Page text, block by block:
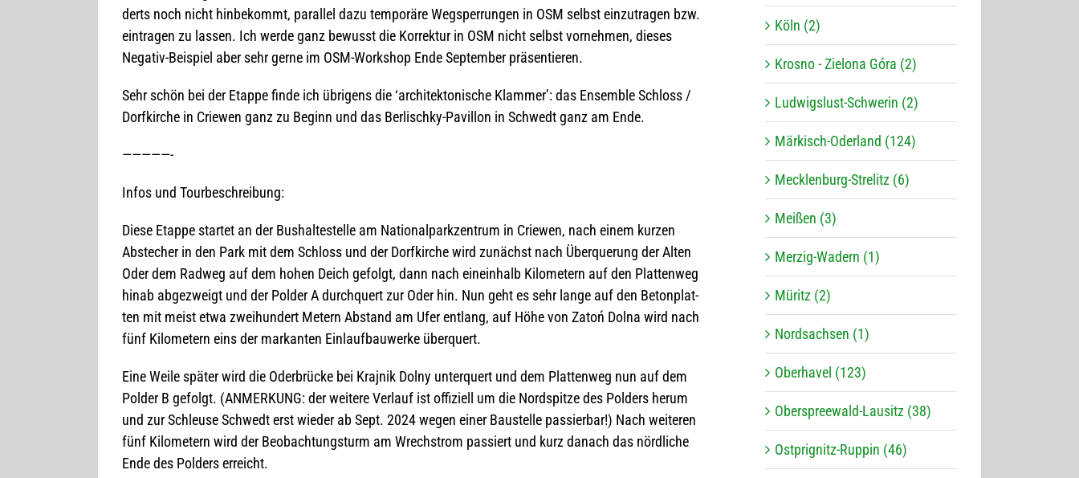
derts noch nicht hin­be­kommt, par­al­lel dazu tem­po­räre Weg­sper­run­gen in OSM selbst ein­zu­tra­gen bzw.
ein­tra­gen zu las­sen. Ich werde ganz bewusst die Kor­rek­tur in OSM nicht selbst vor­neh­men, die­ses
Nega­tiv-Bei­spiel aber sehr gerne im OSM-Work­shop Ende Sep­tem­ber präsentieren.
Sehr schön bei der Etappe finde ich übri­gens die ‘archi­tek­to­ni­sche Klam­mer’: das Ensem­ble Schloss /
Dorf­kir­che in Crie­wen ganz zu Beginn und das Ber­lischky-Pavil­lon in Schwedt ganz am Ende.
—————-
Infos und Tourbeschreibung:
Diese Etappe star­tet an der Bus­hal­te­stelle am Natio­nal­park­zen­trum in Crie­wen, nach einem kur­zen
Abste­cher in den Park mit dem Schloss und der Dorf­kir­che wird zunächst nach Über­que­rung der Alten
Oder dem Rad­weg auf dem hohen Deich gefolgt, dann nach ein­ein­halb Kilo­me­tern auf den Plat­ten­weg
hinab abge­zweigt und der Pol­der A durch­quert zur Oder hin. Nun geht es sehr lange auf den Beton­plat­
ten mit meist etwa zwei­hun­dert Metern Abstand am Ufer ent­lang, auf Höhe von Zatoń Dolna wird nach
fünf Kilo­me­tern eins der mar­kan­ten Ein­lauf­bau­werke überquert.
Eine Weile spä­ter wird die Oder­brü­cke bei Kra­j­nik Dolny unter­quert und dem Plat­ten­weg nun auf dem
Pol­der B gefolgt. (ANMERKUNG: der wei­tere Ver­lauf ist offi­zi­ell um die Nord­spitze des Pol­ders herum
und zur Schleuse Schwedt erst wie­der ab Sept. 2024 wegen einer Bau­stelle pas­sier­bar!) Nach wei­te­ren
fünf Kilo­me­tern wird der Beob­ach­tungs­turm am Wrech­strom pas­siert und kurz danach das nörd­li­che
Ende des Pol­ders erreicht.
Köln (2)
Krosno - Zielona Góra (2)
Ludwigslust-Schwerin (2)
Märkisch-Oderland (124)
Mecklenburg-Strelitz (6)
Meißen (3)
Merzig-Wadern (1)
Müritz (2)
Nordsachsen (1)
Oberhavel (123)
Oberspreewald-Lausitz (38)
Ostprignitz-Ruppin (46)